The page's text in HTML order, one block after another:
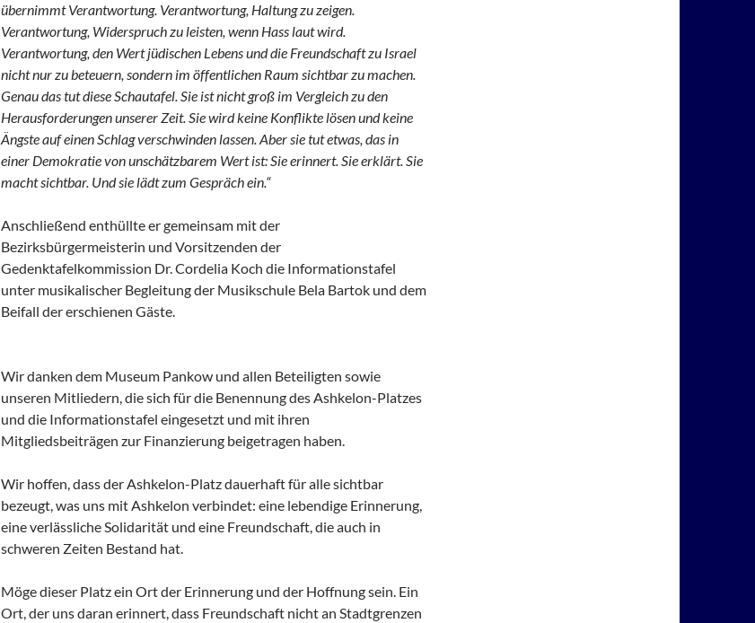
übernimmt Verantwortung. Verantwortung, Haltung zu zeigen.
Verantwortung, Widerspruch zu leisten, wenn Hass laut wird.
Verantwortung, den Wert jüdischen Lebens und die Freundschaft zu Israel
nicht nur zu beteuern, sondern im öffentlichen Raum sichtbar zu machen.
Genau das tut diese Schautafel. Sie ist nicht groß im Vergleich zu den
Herausforderungen unserer Zeit. Sie wird keine Konflikte lösen und keine
Ängste auf einen Schlag verschwinden lassen. Aber sie tut etwas, das in
einer Demokratie von unschätzbarem Wert ist: Sie erinnert. Sie erklärt. Sie
macht sichtbar. Und sie lädt zum Gespräch ein.“
Anschließend enthüllte er gemeinsam mit der
Bezirksbürgermeisterin und Vorsitzenden der
Gedenktafelkommission Dr. Cordelia Koch die Informationstafel
unter musikalischer Begleitung der Musikschule Bela Bartok und dem
Beifall der erschienen Gäste.
Wir danken dem Museum Pankow und allen Beteiligten sowie
unseren Mitliedern, die sich für die Benennung des Ashkelon-Platzes
und die Informationstafel eingesetzt und mit ihren
Mitgliedsbeiträgen zur Finanzierung beigetragen haben.
Wir hoffen, dass der Ashkelon-Platz dauerhaft für alle sichtbar
bezeugt, was uns mit Ashkelon verbindet: eine lebendige Erinnerung,
eine verlässliche Solidarität und eine Freundschaft, die auch in
schweren Zeiten Bestand hat.
Möge dieser Platz ein Ort der Erinnerung und der Hoffnung sein. Ein
Ort, der uns daran erinnert, dass Freundschaft nicht an Stadtgrenzen